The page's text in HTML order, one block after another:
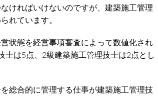
ければいけないのですが、建築施工管理
れています。
状態を経営事項審査によって数値化され
士は5点、2級建築施工管理技士は2点とし
総合的に管理する仕事が建築施工管理技